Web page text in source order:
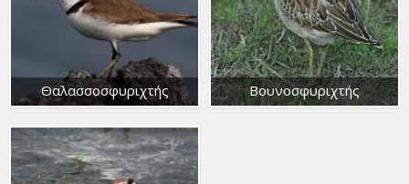
Θαλασσοσφυριχτής Βουνοσφυριχτής